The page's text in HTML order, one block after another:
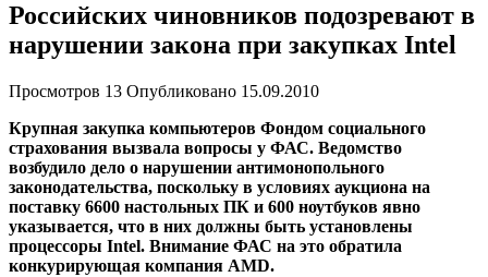
Российских чиновников подозревают в
нарушении закона при закупках Intel
Просмотров 13 Опубликовано 15.09.2010
Крупная закупка компьютеров Фондом социального
страхования вызвала вопросы у ФАС. Ведомство
возбудило дело о нарушении антимонопольного
законодательства, поскольку в условиях аукциона на
поставку 6600 настольных ПК и 600 ноутбуков явно
указывается, что в них должны быть установлены
процессоры Intel. Внимание ФАС на это обратила
конкурирующая компания AMD.